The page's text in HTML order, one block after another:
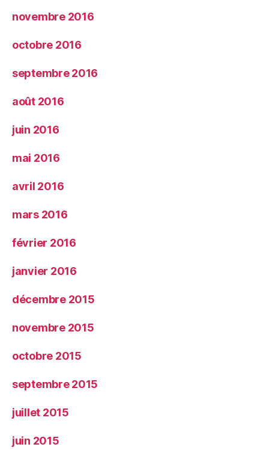
novembre 2016
octobre 2016
septembre 2016
août 2016
juin 2016
mai 2016
avril 2016
mars 2016
février 2016
janvier 2016
décembre 2015
novembre 2015
octobre 2015
septembre 2015
juillet 2015
juin 2015